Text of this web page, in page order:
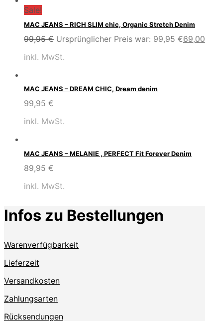
Sale!
MAC JEANS – RICH SLIM chic, Organic Stretch Denim
99,95€ Ursprünglicher Preis war: 99,95 €69,00
inkl. MwSt.
MAC JEANS – DREAM CHIC, Dream denim
99,95 €
inkl. MwSt.
MAC JEANS – MELANIE , PERFECT Fit Forever Denim
89,95 €
inkl. MwSt.
Infos zu Bestellungen
Warenverfügbarkeit
Lieferzeit
Versandkosten
Zahlungsarten
Rücksendungen